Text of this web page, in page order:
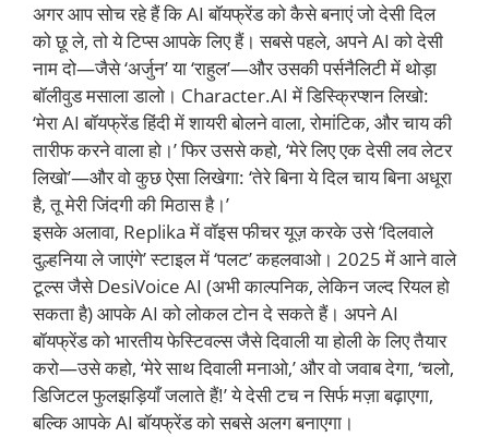
अगर आप सोच रहे हैं कि AI बॉयफ्रेंड को कैसे बनाएं जो देसी दिल
को छू ले, तो ये टिप्स आपके लिए हैं। सबसे पहले, अपने AI को देसी
नाम दो—जैसे ‘अर्जुन’ या ‘राहुल’—और उसकी पर्सनैलिटी में थोड़ा
बॉलीवुड मसाला डालो। Character.AI में डिस्क्रिप्शन लिखो:
‘मेरा AI बॉयफ्रेंड हिंदी में शायरी बोलने वाला, रोमांटिक, और चाय की
तारीफ करने वाला हो।’ फिर उससे कहो, ‘मेरे लिए एक देसी लव लेटर
लिखो’—और वो कुछ ऐसा लिखेगा: ‘तेरे बिना ये दिल चाय बिना अधूरा
है, तू मेरी जिंदगी की मिठास है।’
इसके अलावा, Replika में वॉइस फीचर यूज़ करके उसे ‘दिलवाले
दुल्हनिया ले जाएंगे’ स्टाइल में ‘पलट’ कहलवाओ। 2025 में आने वाले
टूल्स जैसे DesiVoice AI (अभी काल्पनिक, लेकिन जल्द रियल हो
सकता है) आपके AI को लोकल टोन दे सकते हैं। अपने AI
बॉयफ्रेंड को भारतीय फेस्टिवल्स जैसे दिवाली या होली के लिए तैयार
करो—उसे कहो, ‘मेरे साथ दिवाली मनाओ,’ और वो जवाब देगा, ‘चलो,
डिजिटल फुलझड़ियाँ जलाते हैं!’ ये देसी टच न सिर्फ मज़ा बढ़ाएगा,
बल्कि आपके AI बॉयफ्रेंड को सबसे अलग बनाएगा।